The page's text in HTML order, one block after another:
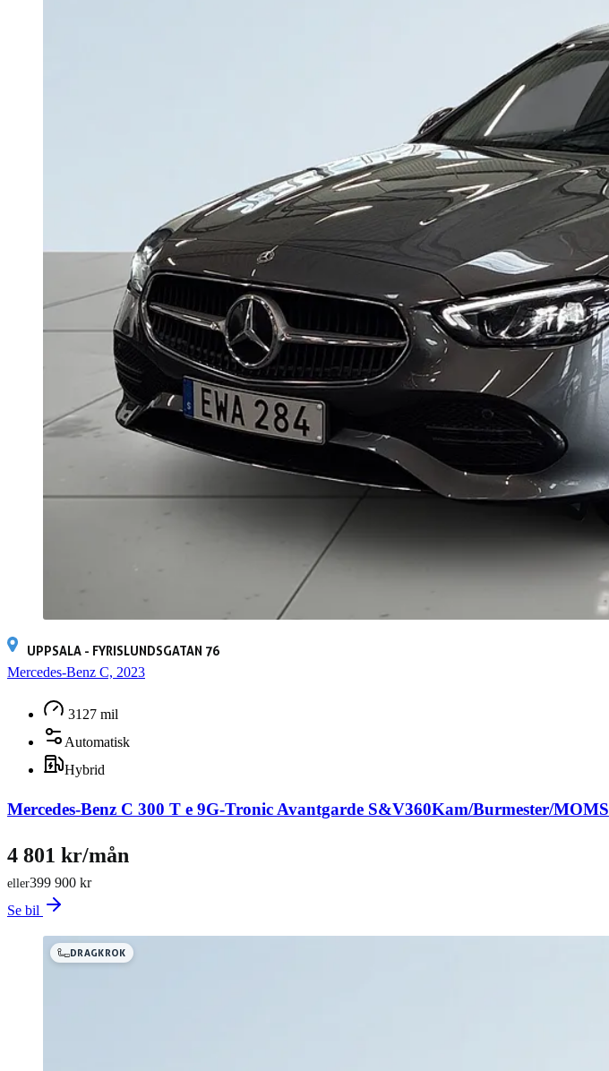
UPPSALA - FYRISLUNDSGATAN 76
Mercedes-Benz C, 2023
3127 mil
Automatisk
Hybrid
Mercedes-Benz C 300 T e 9G-Tronic Avantgarde S&V360Kam/Burmester/MOMS
399 900 kr
eller
4 801 kr/mån
Se bil
DRAGKROK